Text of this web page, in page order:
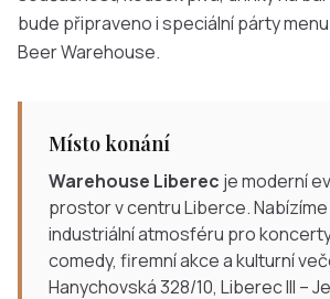
bude připraveno i speciální párty
Beer Warehouse.
Místo konání
Warehouse Liberec je moderní
prostor v centru Liberce.
industriální atmosféru pro
comedy, firemní akce a kulturní
Hanychovská 328/10, Liberec III –